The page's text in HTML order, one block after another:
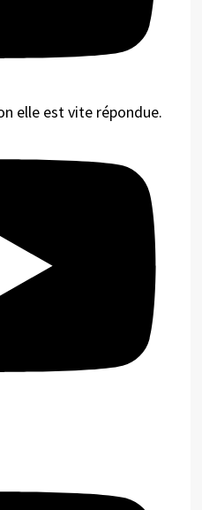
elle est vite répondue.